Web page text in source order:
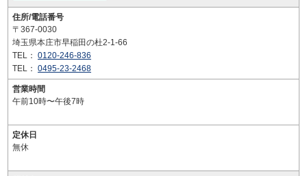
住所/電話番号
〒367-0030
埼玉県本庄市早稲田の杜2-1-66
TEL： 0120-246-836
TEL： 0495-23-2468
営業時間
午前10時〜午後7時
定休日
無休